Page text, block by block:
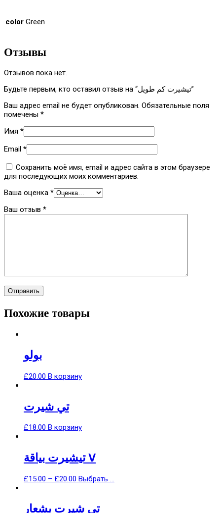
color Green
Отзывы
Отзывов пока нет.
Будьте первым, кто оставил отзыв на “تيشيرت كم طويل”
Ваш адрес email не будет опубликован. Обязательные поля
помечены *
Имя *
Email *
Сохранить моё имя, email и адрес сайта в этом браузере
для последующих моих комментариев.
Ваша оценка *
Ваш отзыв *
Похожие товары
بولو
£20.00 В корзину
تي شيرت
£18.00 В корзину
تيشيرت بياقة V
£15.00 – £20.00 Выбрать ...
تي شيرت بشعار